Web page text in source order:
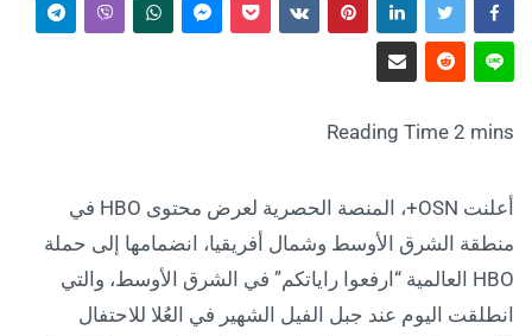
أعلنت OSN+، المنصة الحصرية لعرض محتوى HBO في
منطقة الشرق الأوسط وشمال أفريقيا، انضمامها إلى حملة
HBO العالمية “ارفعوا راياتكم” في الشرق الأوسط، والتي
انطلقت اليوم عند جبل الفيل الشهير في العُلا للاحتفال